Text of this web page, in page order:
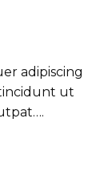
adipiscing
ut